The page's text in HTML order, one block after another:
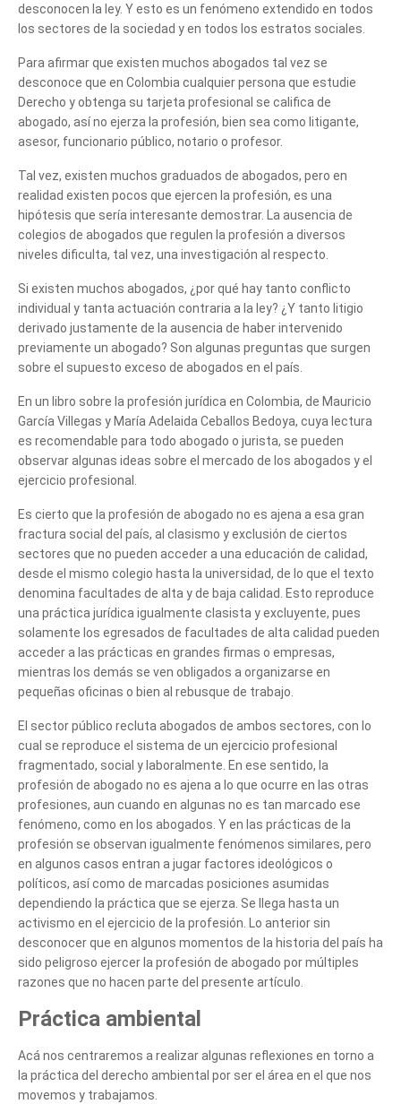
desconocen la ley. Y esto es un fenómeno extendido en todos
los sectores de la sociedad y en todos los estratos sociales.
Para afirmar que existen muchos abogados tal vez se
desconoce que en Colombia cualquier persona que estudie
Derecho y obtenga su tarjeta profesional se califica de
abogado, así no ejerza la profesión, bien sea como litigante,
asesor, funcionario público, notario o profesor.
Tal vez, existen muchos graduados de abogados, pero en
realidad existen pocos que ejercen la profesión, es una
hipótesis que sería interesante demostrar. La ausencia de
colegios de abogados que regulen la profesión a diversos
niveles dificulta, tal vez, una investigación al respecto.
Si existen muchos abogados, ¿por qué hay tanto conflicto
individual y tanta actuación contraria a la ley? ¿Y tanto litigio
derivado justamente de la ausencia de haber intervenido
previamente un abogado? Son algunas preguntas que surgen
sobre el supuesto exceso de abogados en el país.
En un libro sobre la profesión jurídica en Colombia, de Mauricio
García Villegas y María Adelaida Ceballos Bedoya, cuya lectura
es recomendable para todo abogado o jurista, se pueden
observar algunas ideas sobre el mercado de los abogados y el
ejercicio profesional.
Es cierto que la profesión de abogado no es ajena a esa gran
fractura social del país, al clasismo y exclusión de ciertos
sectores que no pueden acceder a una educación de calidad,
desde el mismo colegio hasta la universidad, de lo que el texto
denomina facultades de alta y de baja calidad. Esto reproduce
una práctica jurídica igualmente clasista y excluyente, pues
solamente los egresados de facultades de alta calidad pueden
acceder a las prácticas en grandes firmas o empresas,
mientras los demás se ven obligados a organizarse en
pequeñas oficinas o bien al rebusque de trabajo.
El sector público recluta abogados de ambos sectores, con lo
cual se reproduce el sistema de un ejercicio profesional
fragmentado, social y laboralmente. En ese sentido, la
profesión de abogado no es ajena a lo que ocurre en las otras
profesiones, aun cuando en algunas no es tan marcado ese
fenómeno, como en los abogados. Y en las prácticas de la
profesión se observan igualmente fenómenos similares, pero
en algunos casos entran a jugar factores ideológicos o
políticos, así como de marcadas posiciones asumidas
dependiendo la práctica que se ejerza. Se llega hasta un
activismo en el ejercicio de la profesión. Lo anterior sin
desconocer que en algunos momentos de la historia del país ha
sido peligroso ejercer la profesión de abogado por múltiples
razones que no hacen parte del presente artículo.
Práctica ambiental
Acá nos centraremos a realizar algunas reflexiones en torno a
la práctica del derecho ambiental por ser el área en el que nos
movemos y trabajamos.